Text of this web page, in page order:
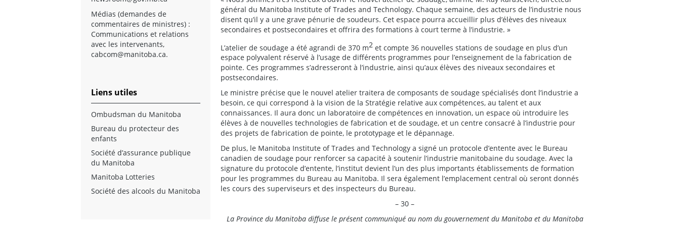
général du Manitoba Institute of Trades and Technology. Chaque semaine, des acteurs de l’industrie nous
disent qu’il y a une grave pénurie de soudeurs. Cet espace pourra accueillir plus d’élèves des niveaux
secondaires et postsecondaires et offrira des formations à court terme à l’industrie. »
L’atelier de soudage a été agrandi de 370 m2 et compte 36 nouvelles stations de soudage en plus d’un
espace polyvalent réservé à l’usage de différents programmes pour l’enseignement de la fabrication de
pointe. Ces programmes s’adresseront à l’industrie, ainsi qu’aux élèves des niveaux secondaires et
postsecondaires.
Le ministre précise que le nouvel atelier traitera de composants de soudage spécialisés dont l’industrie a
besoin, ce qui correspond à la vision de la Stratégie relative aux compétences, au talent et aux
connaissances. Il aura donc un laboratoire de compétences en innovation, un espace où introduire les
élèves à de nouvelles technologies de fabrication et de soudage, et un centre consacré à l’industrie pour
des projets de fabrication de pointe, le prototypage et le dépannage.
De plus, le Manitoba Institute of Trades and Technology a signé un protocole d’entente avec le Bureau
canadien de soudage pour renforcer sa capacité à soutenir l’industrie manitobaine du soudage. Avec la
signature du protocole d’entente, l’institut devient l’un des plus importants établissements de formation
pour les programmes du Bureau au Manitoba. Il sera également l’emplacement central où seront donnés
les cours des superviseurs et des inspecteurs du Bureau.
– 30 –
La Province du Manitoba diffuse le présent communiqué au nom du gouvernement du Manitoba et du Manitoba
Médias (demandes de
commentaires de ministres) :
Communications et relations
avec les intervenants,
cabcom@manitoba.ca.
Liens utiles
Ombudsman du Manitoba
Bureau du protecteur des
enfants
Société d’assurance publique
du Manitoba
Manitoba Lotteries
Société des alcools du Manitoba